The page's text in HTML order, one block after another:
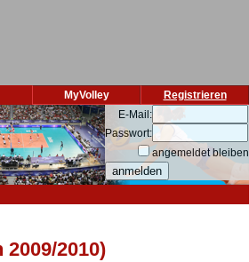
Registrieren
MyVolley
E-Mail:
Passwort:
angemeldet bleiben
2010)